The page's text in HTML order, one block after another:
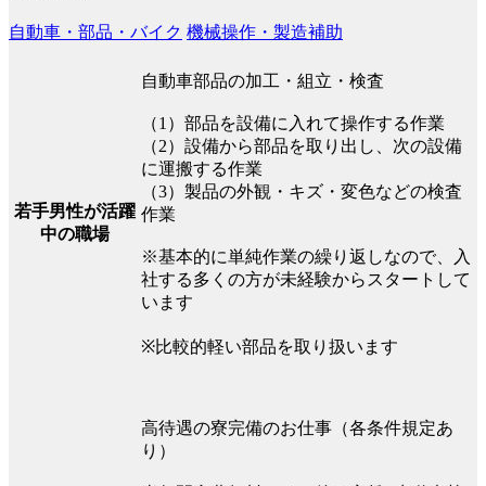
自動車・部品・バイク 機械操作・製造補助
若手男性が活躍
中の職場
自動車部品の加工・組立・検査
（1）部品を設備に入れて操作する作業
（2）設備から部品を取り出し、次の設備
に運搬する作業
（3）製品の外観・キズ・変色などの検査
作業
※基本的に単純作業の繰り返しなので、入
社する多くの方が未経験からスタートして
います
※比較的軽い部品を取り扱います
高待遇の寮完備のお仕事（各条件規定あ
り）